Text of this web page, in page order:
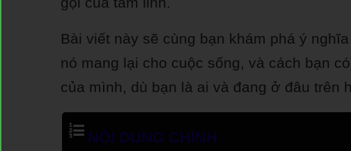
Bài viết này sẽ cùng bạn khám phá ý
nó mang lại cho cuộc sống, và cách bạn
của mình, dù bạn là ai và đang ở đâu trên
NỘI DUNG CHÍNH